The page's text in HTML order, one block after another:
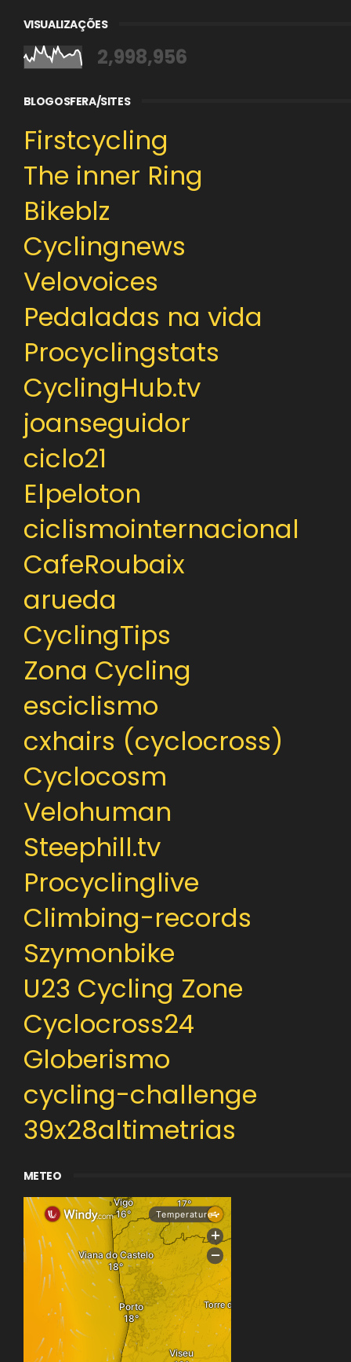
VISUALIZAÇÕES
2,998,956
BLOGOSFERA/SITES
Firstcycling
The inner Ring
Bikeblz
Cyclingnews
Velovoices
Pedaladas na vida
Procyclingstats
CyclingHub.tv
joanseguidor
ciclo21
Elpeloton
ciclismointernacional
CafeRoubaix
arueda
CyclingTips
Zona Cycling
esciclismo
cxhairs (cyclocross)
Cyclocosm
Velohuman
Steephill.tv
Procyclinglive
Climbing-records
Szymonbike
U23 Cycling Zone
Cyclocross24
Globerismo
cycling-challenge
39x28altimetrias
METEO